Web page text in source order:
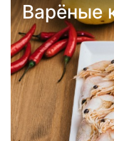
Варёные